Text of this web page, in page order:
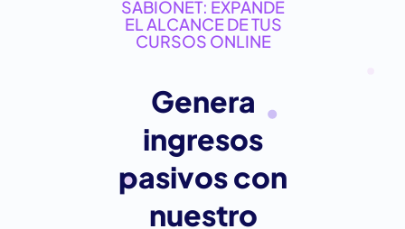
SABIONET: EXPANDE
EL ALCANCE DE TUS
CURSOS ONLINE
Genera
ingresos
pasivos con
nuestro